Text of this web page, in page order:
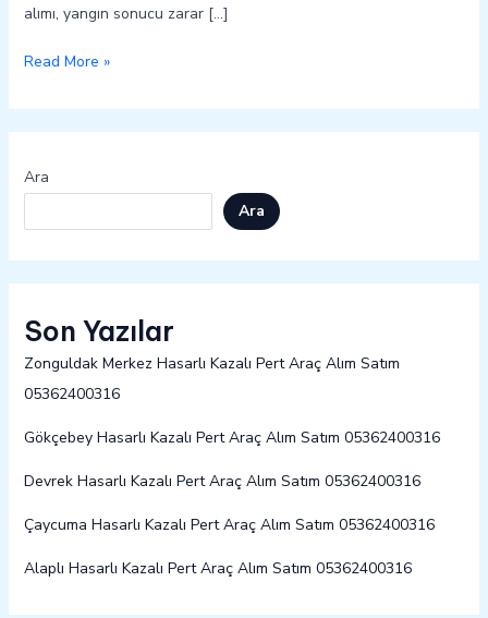
alımı, yangın sonucu zarar […]
Read More »
Ara
Ara
Son Yazılar
Zonguldak Merkez Hasarlı Kazalı Pert Araç Alım Satım
05362400316
Gökçebey Hasarlı Kazalı Pert Araç Alım Satım 05362400316
Devrek Hasarlı Kazalı Pert Araç Alım Satım 05362400316
Çaycuma Hasarlı Kazalı Pert Araç Alım Satım 05362400316
Alaplı Hasarlı Kazalı Pert Araç Alım Satım 05362400316